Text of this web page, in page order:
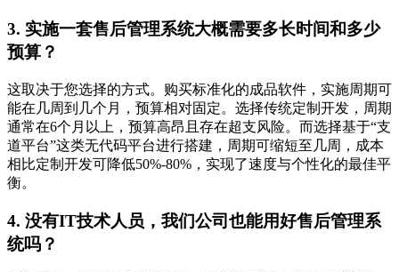
3. 实施一套售后管理系统大概需要多长时间和多少
预算？
这取决于您选择的方式。购买标准化的成品软件，实施周期可
能在几周到几个月，预算相对固定。选择传统定制开发，周期
通常在6个月以上，预算高昂且存在超支风险。而选择基于“支
道平台”这类无代码平台进行搭建，周期可缩短至几周，成本
相比定制开发可降低50%-80%，实现了速度与个性化的最佳平
衡。
4. 没有IT技术人员，我们公司也能用好售后管理系
统吗？